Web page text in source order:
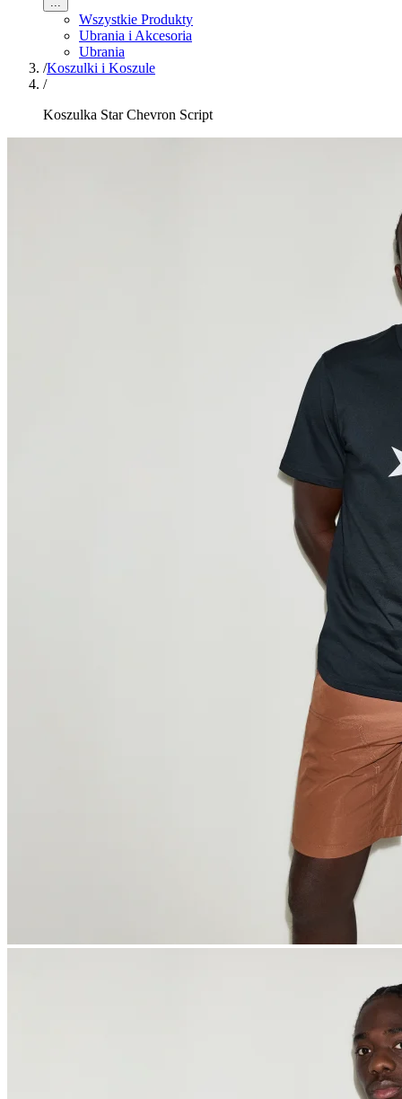
Wszystkie Produkty
Ubrania i Akcesoria
Ubrania
/Koszulki i Koszule
/
Koszulka Star Chevron Script